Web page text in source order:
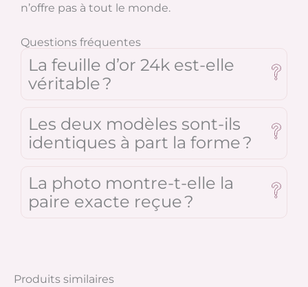
n’offre pas à tout le monde.
Questions fréquentes
La feuille d’or 24k est-elle
véritable ?
Les deux modèles sont-ils
identiques à part la forme ?
La photo montre-t-elle la
paire exacte reçue ?
Produits similaires